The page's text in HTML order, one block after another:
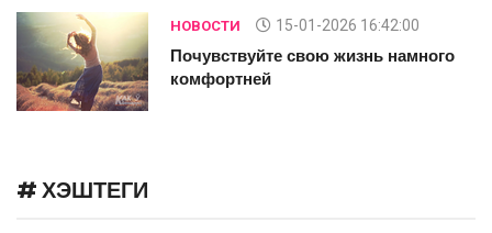
НОВОСТИ 15-01-2026 16:42:00
Почувствуйте свою жизнь намного
комфортней
# ХЭШТЕГИ